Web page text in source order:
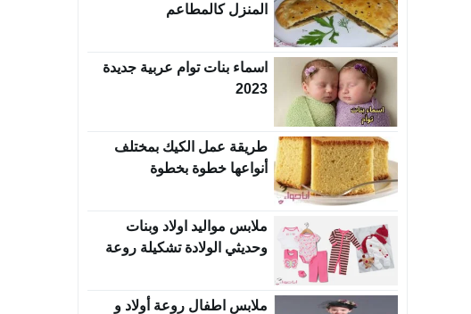
المنزل كالمطاعم
اسماء بنات توام عربية جديدة
2023
طريقة عمل الكيك بمختلف
أنواعها خطوة بخطوة
ملابس مواليد اولاد وبنات
وحديثي الولادة تشكيلة روعة
ملابس اطفال روعة أولاد و